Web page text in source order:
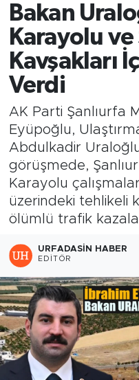
Bakan
Karayolu
Kavşakları
Verdi
AK Parti Şanlıurfa
Eyüpoğlu,
Abdulkadir
görüşmede,
Karayolu
üzerindeki tehlikeli
ölümlü trafik
URFADASIN HABER
EDITÖR
SAĞLIK
TEKNOLOJİ
OTOMOBİL
Tüm Manşetler
Son Dakika
Haber Arşivi